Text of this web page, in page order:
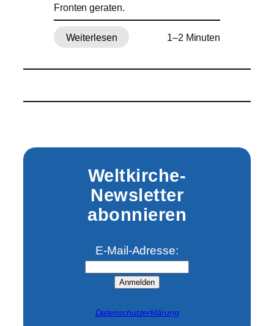
Fronten geraten.
Weiterlesen
:
Aachen:
christliche
in
Angst
1–2 Minuten
Weltkirche-
Newsletter
abonnieren
E-Mail-Adresse:
Anmelden
Datenschutzerklärung